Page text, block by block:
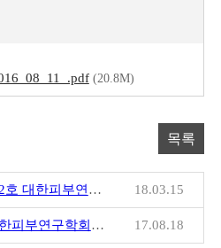
(20.8M)
목록
2017년 제2호 대한피부연구학회 소식지 18.03.15
2015년 대한피부연구학회 소식지 17.08.18